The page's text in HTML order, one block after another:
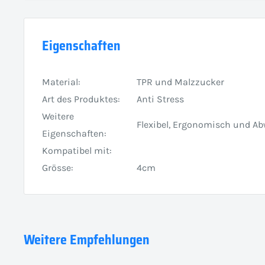
Eigenschaften
Material:
TPR und Malzzucker
Art des Produktes:
Anti Stress
Weitere
Eigenschaften:
Flexibel, Ergonomisch und
Kompatibel mit:
Grösse:
4cm
Weitere Empfehlungen